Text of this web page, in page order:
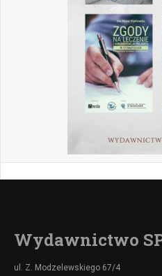
Wydawnictwo
ul. Z. Modzelewskiego 67/4